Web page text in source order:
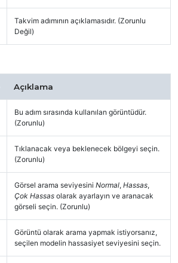
Takvim adımının açıklamasıdır. (Zorunlu
Değil)
Açıklama
Bu adım sırasında kullanılan görüntüdür.
(Zorunlu)
Tıklanacak veya beklenecek bölgeyi seçin.
(Zorunlu)
Görsel arama seviyesini Normal, Hassas,
Çok Hassas olarak ayarlayın ve aranacak
görseli seçin. (Zorunlu)
Görüntü olarak arama yapmak istiyorsanız,
seçilen modelin hassasiyet seviyesini seçin.